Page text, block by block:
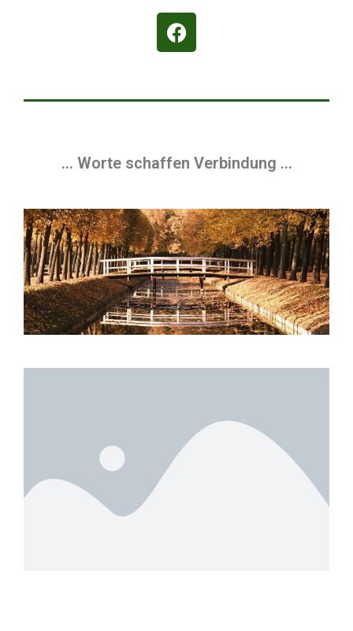
… Worte schaffen Verbindung …